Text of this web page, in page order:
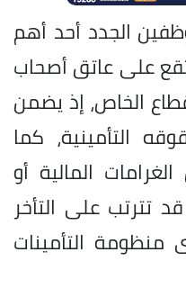
الجدد أحد أهم
تقع على عاتق أصحاب
الخاص، إذ يضمن
التأمينية، كما
المالية أو
تترتب على التأخر
التأمينات